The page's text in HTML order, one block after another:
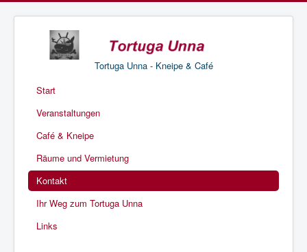
Tortuga Unna - Kneipe & Café
Start
Veranstaltungen
Café & Kneipe
Räume und Vermietung
Kontakt
Ihr Weg zum Tortuga Unna
Links